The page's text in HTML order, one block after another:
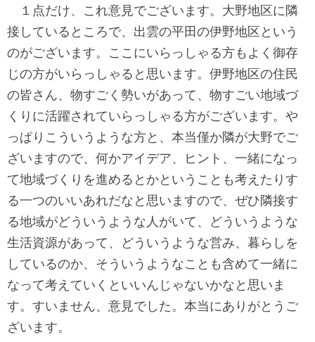
１点だけ、これ意見でございます。大野地区に隣
接しているところで、出雲の平田の伊野地区という
のがございます。ここにいらっしゃる方もよく御存
じの方がいらっしゃると思います。伊野地区の住民
の皆さん、物すごく勢いがあって、物すごい地域づ
くりに活躍されていらっしゃる方がございます。や
っぱりこういうような方と、本当僅か隣が大野でご
ざいますので、何かアイデア、ヒント、一緒になっ
て地域づくりを進めるとかということも考えたりす
る一つのいいあれだなと思いますので、ぜひ隣接す
る地域がどういうような人がいて、どういうような
生活資源があって、どういうような営み、暮らしを
しているのか、そういうようなことも含めて一緒に
なって考えていくといいんじゃないかなと思いま
す。すいません、意見でした。本当にありがとうご
ざいます。